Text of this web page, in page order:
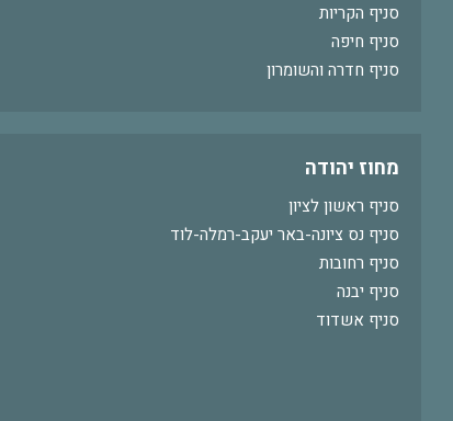
סניף הקריות
סניף חיפה
סניף חדרה והשומרון
מחוז יהודה
סניף ראשון לציון
סניף נס ציונה-באר יעקב-רמלה-לוד
סניף רחובות
סניף יבנה
סניף אשדוד